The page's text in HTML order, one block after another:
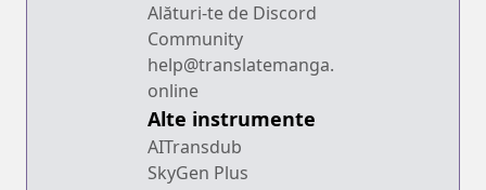
Alături-te de Discord
Community
help@translatemanga.
online
Alte instrumente
AITransdub
SkyGen Plus